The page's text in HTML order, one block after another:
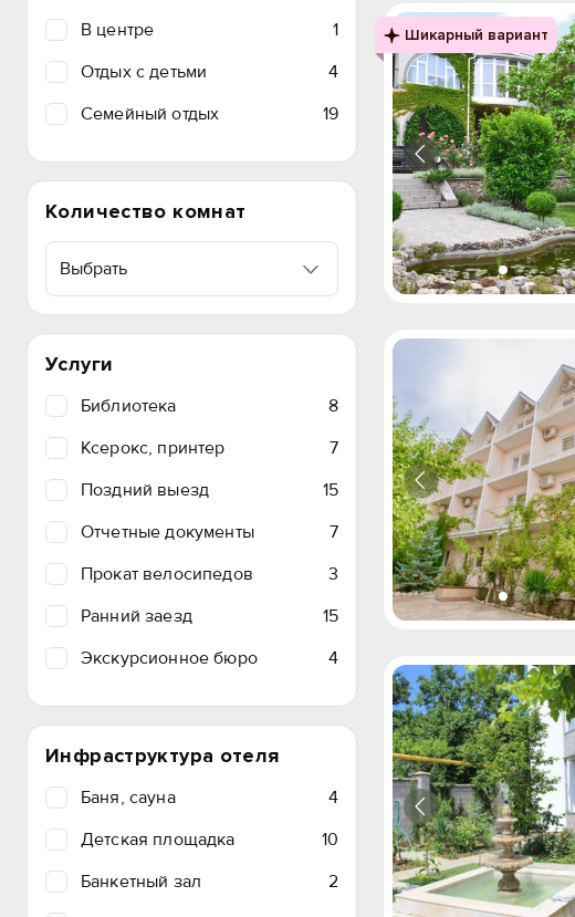
В центре
1
Отдых с детьми
4
Семейный отдых
19
Количество комнат
Выбрать
Услуги
Библиотека
8
Ксерокс, принтер
7
Поздний выезд
15
Отчетные документы
7
Прокат велосипедов
3
Ранний заезд
15
Экскурсионное бюро
4
Инфраструктура отеля
Баня, сауна
4
Детская площадка
10
Банкетный зал
2
Шикарный вариант